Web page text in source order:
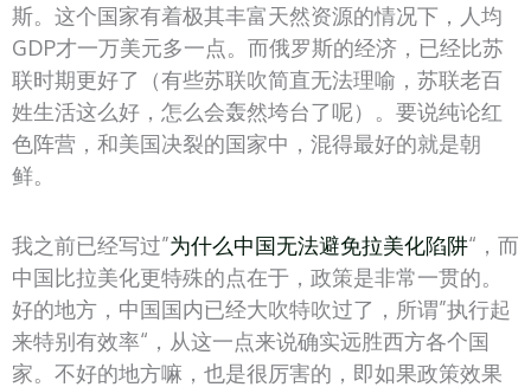
斯。这个国家有着极其丰富天然资源的情况下，人均
GDP才一万美元多一点。而俄罗斯的经济，已经比苏
联时期更好了（有些苏联吹简直无法理喻，苏联老百
姓生活这么好，怎么会轰然垮台了呢）。要说纯论红
色阵营，和美国决裂的国家中，混得最好的就是朝
鲜。
我之前已经写过”为什么中国无法避免拉美化陷阱“，而
中国比拉美化更特殊的点在于，政策是非常一贯的。
好的地方，中国国内已经大吹特吹过了，所谓”执行起
来特别有效率“，从这一点来说确实远胜西方各个国
家。不好的地方嘛，也是很厉害的，即如果政策效果